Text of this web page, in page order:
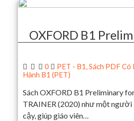
OXFORD B1
0 PET - B1,Sách PDF Có
Hành B1 (PET)
Sách OXFORD B1 Preliminary
TRAINER (2020) như một người
cậy, giúp giáo viên…